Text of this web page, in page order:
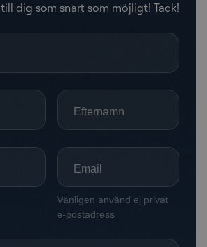
dig som snart som möjligt! Tack!